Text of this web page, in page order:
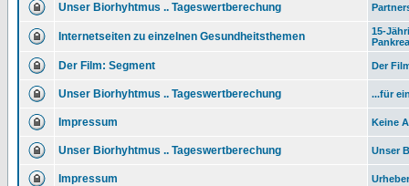
Unser Biorhyhtmus .. Tageswertberechung
Internetseiten zu einzelnen Gesundheitsthemen
15-
Der Film: Segment Der
Unser Biorhyhtmus .. Tageswertberechung ...für
Impressum Keine
Unser Biorhyhtmus .. Tageswertberechung Unser
Impressum